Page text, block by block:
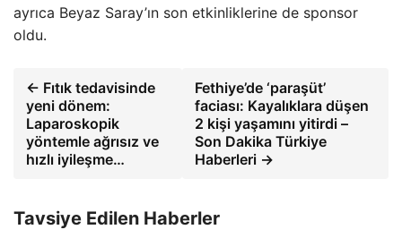
ayrıca Beyaz Saray’ın son etkinliklerine de sponsor
oldu.
← Fıtık tedavisinde
yeni dönem:
Laparoskopik
yöntemle ağrısız ve
hızlı iyileşme…
Fethiye’de ‘paraşüt’
faciası: Kayalıklara düşen
2 kişi yaşamını yitirdi –
Son Dakika Türkiye
Haberleri →
Tavsiye Edilen Haberler